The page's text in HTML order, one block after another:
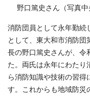
野口篤史さん（写真中
消防団員として永年勤続
として、東大和市消防団
長の野口篤史さんが、令
た。両氏は永年にわたり
ら消防知識や技術の習得
す。これからも地域防災